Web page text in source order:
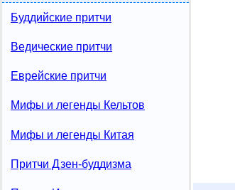
Буддийские притчи
Ведические притчи
Еврейские притчи
Мифы и легенды Кельтов
Мифы и легенды Китая
Притчи Дзен-буддизма